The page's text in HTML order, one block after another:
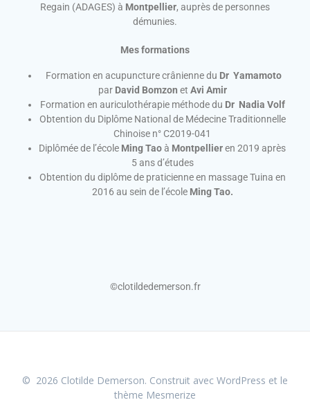
Regain (ADAGES) à Montpellier, auprès de personnes
démunies.
Mes formations
Formation en acupuncture crânienne du Dr Yamamoto
par David Bomzon et Avi Amir
Formation en auriculothérapie méthode du Dr Nadia Volf
Obtention du Diplôme National de Médecine Traditionnelle
Chinoise n° C2019-041
Diplômée de l’école Ming Taoà Montpellieren 2019 après
5 ans d’études
Obtention du diplôme de praticienne en massage Tuina en
2016 au sein de l’école Ming Tao.
©clotildedemerson.fr
© 2026 Clotilde Demerson. Construit avec WordPress et le
thème Mesmerize